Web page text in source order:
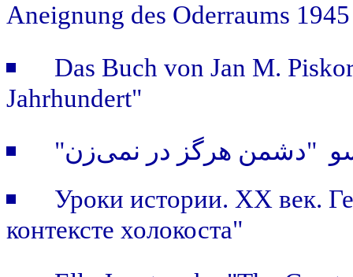
Aneignung des Oderraums
Das Buch von Jan M.
Jahrhundert"
"دشمن هرگز در نمی‌زن
Уроки истории. ХХ век.
контексте холокоста"